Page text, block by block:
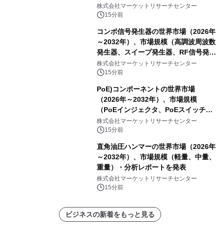
式充電システム、その他）・分析レポ
ートを発表
株式会社マーケットリサーチセンター
15分前
コンボ信号発生器の世界市場（2026年
～2032年）、市場規模（高調波周波数
発生器、スイープ発生器、RF信号発生
器、その他）・分析レポートを発表
株式会社マーケットリサーチセンター
15分前
PoE)コンポーネントの世界市場
（2026年～2032年）、市場規模
（PoEインジェクタ、PoEスイッチ、
PoEスプリッタ、PoE電源供給装置
（PSE）、PoE給電機器（PD）、PoE
発表
株式会社マーケットリサーチセンター
15分前
直角油圧ハンマーの世界市場（2026年
～2032年）、市場規模（軽量、中量、
重量）・分析レポートを発表
株式会社マーケットリサーチセンター
15分前
ビジネスの新着をもっと見る